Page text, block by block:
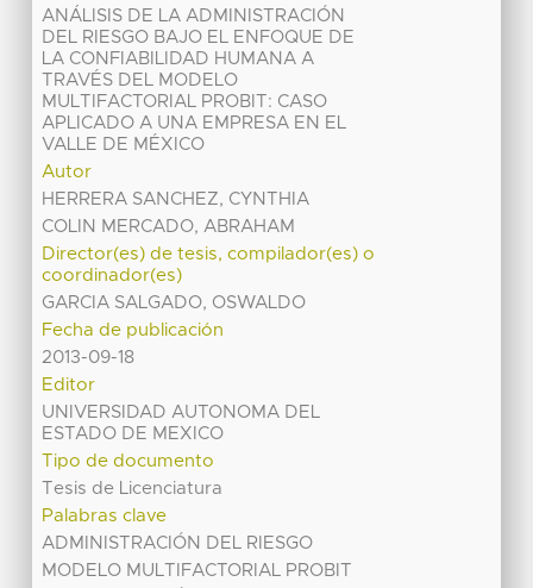
ANÁLISIS DE LA ADMINISTRACIÓN
DEL RIESGO BAJO EL ENFOQUE DE
LA CONFIABILIDAD HUMANA A
TRAVÉS DEL MODELO
MULTIFACTORIAL PROBIT: CASO
APLICADO A UNA EMPRESA EN EL
VALLE DE MÉXICO
Autor
HERRERA SANCHEZ, CYNTHIA
COLIN MERCADO, ABRAHAM
Director(es) de tesis, compilador(es) o
coordinador(es)
GARCIA SALGADO, OSWALDO
Fecha de publicación
2013-09-18
Editor
UNIVERSIDAD AUTONOMA DEL
ESTADO DE MEXICO
Tipo de documento
Tesis de Licenciatura
Palabras clave
ADMINISTRACIÓN DEL RIESGO
MODELO MULTIFACTORIAL PROBIT